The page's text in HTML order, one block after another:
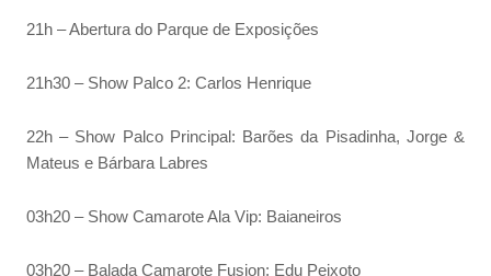
21h – Abertura do Parque de Exposições
21h30 – Show Palco 2: Carlos Henrique
22h – Show Palco Principal: Barões da Pisadinha, Jorge &
Mateus e Bárbara Labres
03h20 – Show Camarote Ala Vip: Baianeiros
03h20 – Balada Camarote Fusion: Edu Peixoto